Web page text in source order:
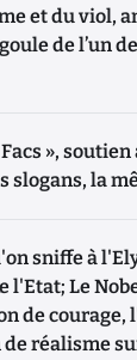
et du viol,
de l’un
»,
slogans, la
sniffe à
l'Etat; Le
de courage,
réalisme